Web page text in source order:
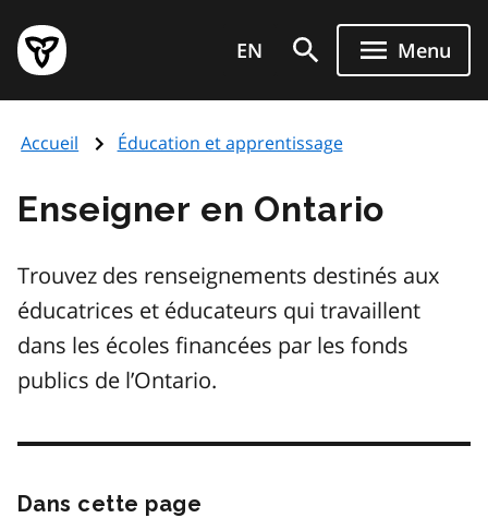
au
contenu
principal
Page
d'accueil
de
EN Menu
Accueil Éducation et apprentissage
Enseigner en Ontario
Trouvez des renseignements destinés aux
éducatrices et éducateurs qui travaillent
dans les écoles financées par les fonds
publics de l’Ontario.
Dans cette page